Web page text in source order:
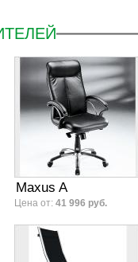
Maxus A
Цена от: 41 996 руб.